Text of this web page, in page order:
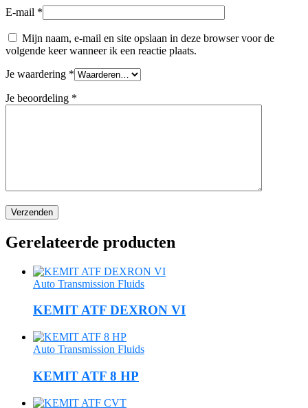
E-mail *
Mijn naam, e-mail en site opslaan in deze browser voor de
volgende keer wanneer ik een reactie plaats.
Je waardering *
Je beoordeling *
Gerelateerde producten
Auto Transmission Fluids
KEMIT ATF DEXRON VI
Auto Transmission Fluids
KEMIT ATF 8 HP